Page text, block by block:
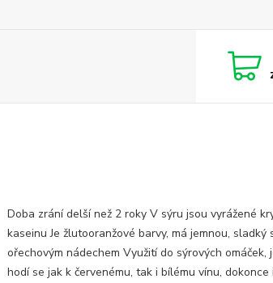
Doba zrání delší než 2 roky V sýru jsou vyrážené
kaseinu Je žlutooranžové barvy, má jemnou, sladký
ořechovým nádechem Využití do sýrových omáček,
hodí se jak k červenému, tak i bílému vínu,